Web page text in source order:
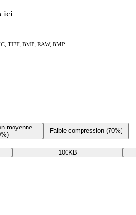
ici
TIFF, BMP, RAW, BMP
moyenne
Faible compression (70%)
100KB